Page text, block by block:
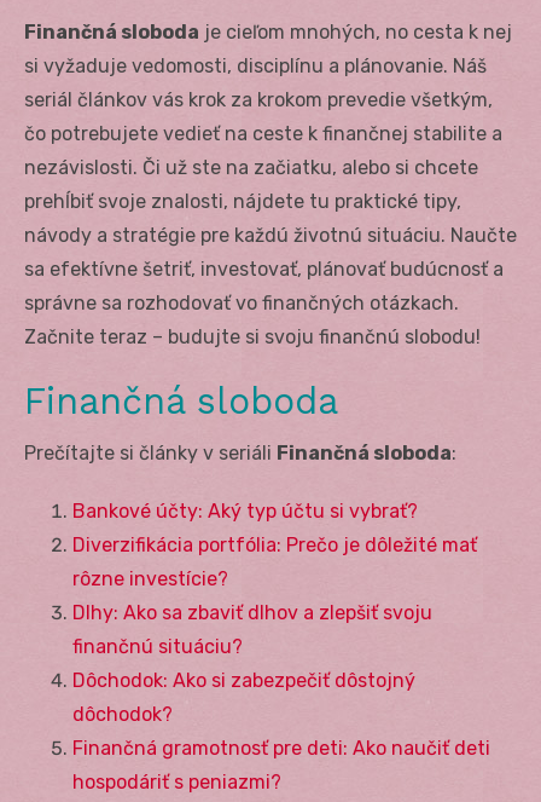
Finančná sloboda je cieľom mnohých, no cesta k nej
si vyžaduje vedomosti, disciplínu a plánovanie. Náš
seriál článkov vás krok za krokom prevedie všetkým,
čo potrebujete vedieť na ceste k finančnej stabilite a
nezávislosti. Či už ste na začiatku, alebo si chcete
prehĺbiť svoje znalosti, nájdete tu praktické tipy,
návody a stratégie pre každú životnú situáciu. Naučte
sa efektívne šetriť, investovať, plánovať budúcnosť a
správne sa rozhodovať vo finančných otázkach.
Začnite teraz – budujte si svoju finančnú slobodu!
Finančná sloboda
Prečítajte si články v seriáli Finančná sloboda:
Bankové účty: Aký typ účtu si vybrať?
Diverzifikácia portfólia: Prečo je dôležité mať
rôzne investície?
Dlhy: Ako sa zbaviť dlhov a zlepšiť svoju
finančnú situáciu?
Dôchodok: Ako si zabezpečiť dôstojný
dôchodok?
Finančná gramotnosť pre deti: Ako naučiť deti
hospodáriť s peniazmi?